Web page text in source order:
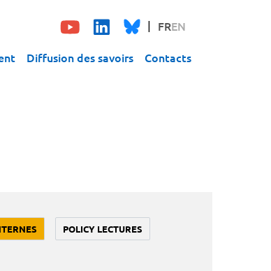
FREN
Diffusion des savoirs Contacts
POLICY LECTURES